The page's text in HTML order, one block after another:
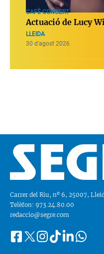
CAFÈ-CONCERT
Actuació de Lucy
LLEIDA
30 d’agost 2026
Carrer del Riu, nº 6, 25007,
Telèfon: 973.24.80.00
redaccio@segre.com
FacebookInstagram
TiktokLinkedin